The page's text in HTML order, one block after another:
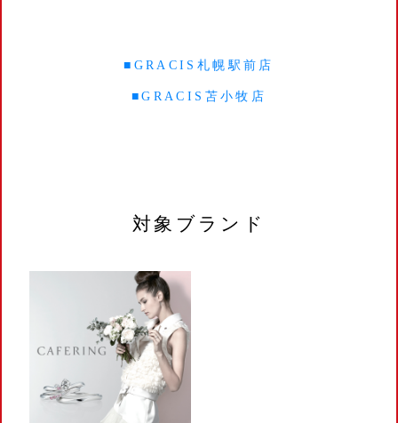
■GRACIS札幌駅前店
■GRACIS苫小牧店
対象ブランド